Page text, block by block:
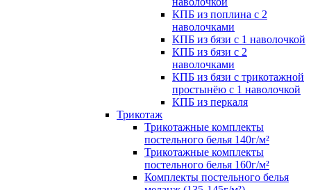
КПБ из поплина с 2
наволочками
КПБ из бязи с 1 наволочкой
КПБ из бязи с 2
наволочками
КПБ из бязи с трикотажной
простынёю с 1 наволочкой
КПБ из перкаля
Трикотаж
Трикотажные комплекты
постельного белья 140г/м²
Трикотажные комплекты
постельного белья 160г/м²
Комплекты постельного белья